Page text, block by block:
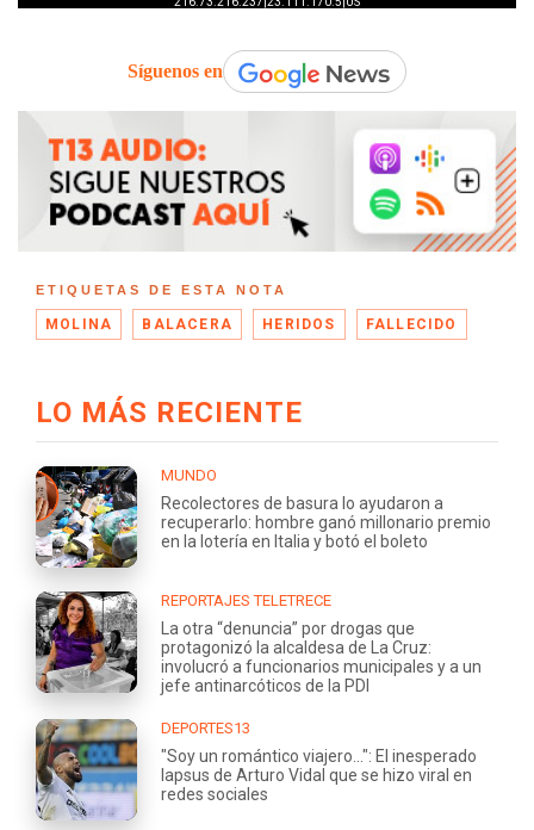
Síguenos en
ETIQUETAS DE ESTA NOTA
MOLINA BALACERA HERIDOS FALLECIDO
LO MÁS RECIENTE
MUNDO
Recolectores de basura lo ayudaron a
recuperarlo: hombre ganó millonario premio
en la lotería en Italia y botó el boleto
REPORTAJES TELETRECE
La otra “denuncia” por drogas que
protagonizó la alcaldesa de La Cruz:
involucró a funcionarios municipales y a un
jefe antinarcóticos de la PDI
DEPORTES13
"Soy un romántico viajero...": El inesperado
lapsus de Arturo Vidal que se hizo viral en
redes sociales